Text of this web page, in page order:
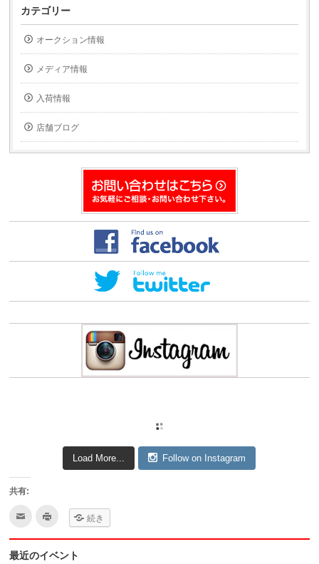
て
友
達
へ
メ
で
送
信
(新
し
い
ィ
ド
ウ
て
印
刷
し
ィ
ン
ド
ウ
で
開
ま
す)
カテゴリー
オークション情報
メディア情報
入荷情報
店舗ブログ
Load More... Follow on Instagram
共有:
ク
し
て
ク
し
て
続き
最近のイベント